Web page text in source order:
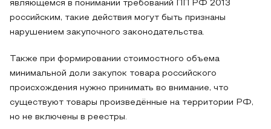
являющемся в понимании требований ПП РФ 2013
российским, такие действия могут быть признаны
нарушением закупочного законодательства.
Также при формировании стоимостного объема
минимальной доли закупок товара российского
происхождения нужно принимать во внимание, что
существуют товары произведённые на территории РФ,
но не включены в реестры.